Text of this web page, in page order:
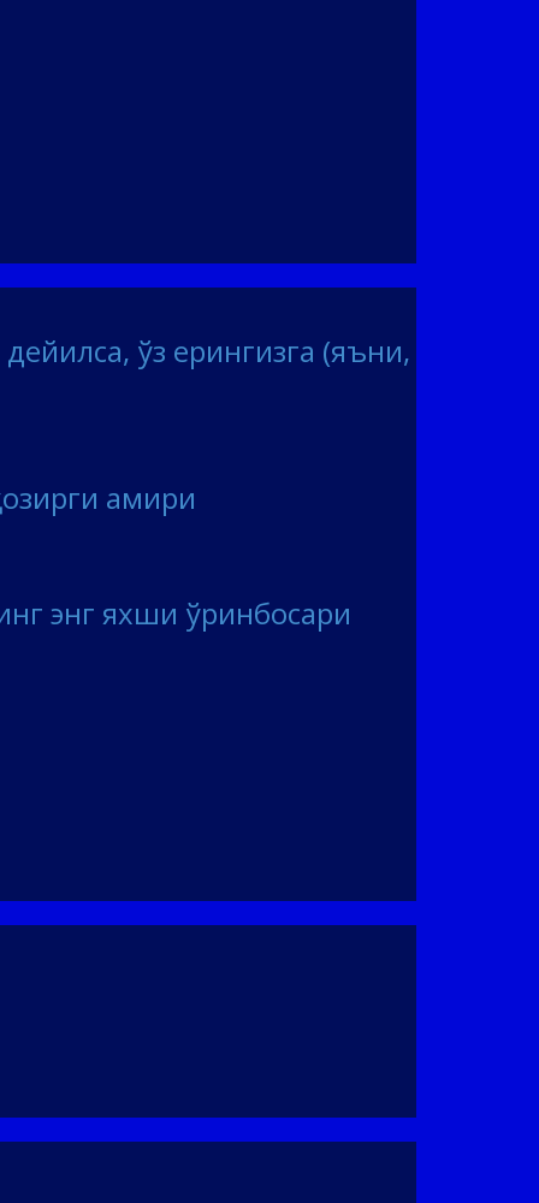
ўз ерингизга (яъни,
амири
энг яхши ўринбосари